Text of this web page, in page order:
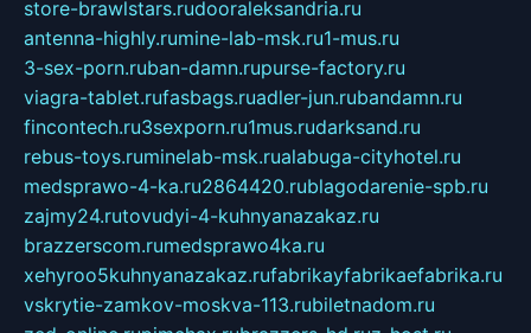
store-brawlstars.rudooraleksandria.ru
antenna-highly.rumine-lab-msk.ru1-mus.ru
3-sex-porn.ruban-damn.rupurse-factory.ru
viagra-tablet.rufasbags.ruadler-jun.rubandamn.ru
fincontech.ru3sexporn.ru1mus.rudarksand.ru
rebus-toys.ruminelab-msk.rualabuga-cityhotel.ru
medsprawo-4-ka.ru2864420.rublagodarenie-spb.ru
zajmy24.rutovudyi-4-kuhnyanazakaz.ru
brazzerscom.rumedsprawo4ka.ru
xehyroo5kuhnyanazakaz.rufabrikayfabrikaefabrika.ru
vskrytie-zamkov-moskva-113.rubiletnadom.ru